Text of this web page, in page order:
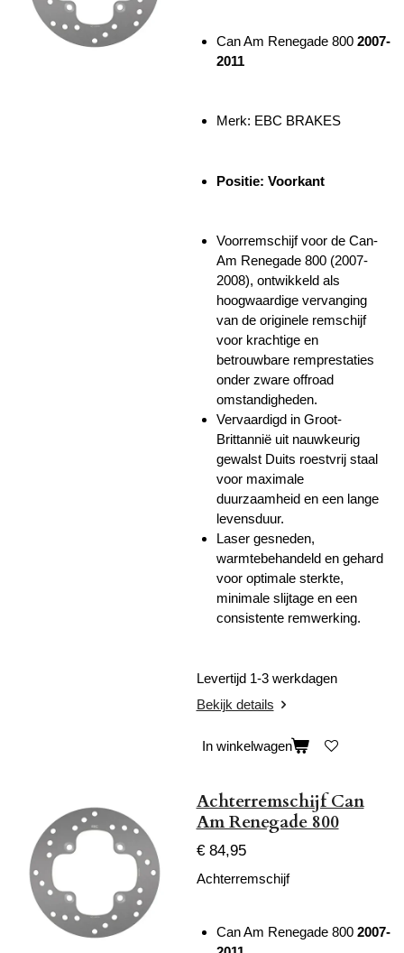
Can Am Renegade 800 2007-
2011
Merk: EBC BRAKES
Positie: Voorkant
Voorremschijf voor de Can-
Am Renegade 800 (2007-
2008), ontwikkeld als
hoogwaardige vervanging
van de originele remschijf
voor krachtige en
betrouwbare remprestaties
onder zware offroad
omstandigheden.
Vervaardigd in Groot-
Brittannië uit nauwkeurig
gewalst Duits roestvrij staal
voor maximale
duurzaamheid en een lange
levensduur.
Laser gesneden,
warmtebehandeld en gehard
voor optimale sterkte,
minimale slijtage en een
consistente remwerking.
Levertijd 1-3 werkdagen
Bekijk details
In winkelwagen
Achterremschijf Can
Am Renegade 800
€ 84,95
Achterremschijf
Can Am Renegade 800 2007-